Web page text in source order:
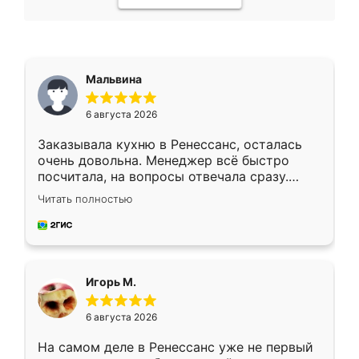
Мальвина
6 августа 2026
Заказывала кухню в Ренессанс, осталась
очень довольна. Менеджер всё быстро
посчитала, на вопросы отвечала сразу.
Замерщик приехал в субботу, подошёл к
делу со всей ответственностью. Собрали
за день, ребята работали аккуратно, даже
Читать полностью
Игорь М.
6 августа 2026
На самом деле в Ренессанс уже не первый